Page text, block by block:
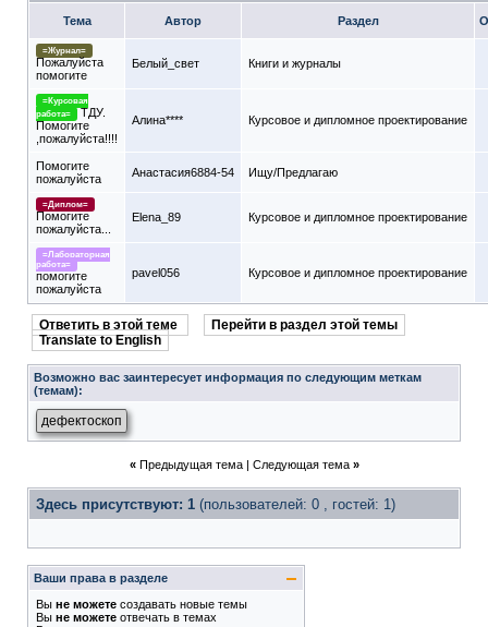
Тема Автор Раздел
=Журнал=
Пожалуйста
помогите
Белый_свет Книги и журналы
=Курсовая
работа=
ТДУ.
Помогите
,пожалуйста!!!!
Алина**** Курсовое и дипломное проектирование
Помогите
пожалуйста
Анастасия6884-54 Ищу/Предлагаю
=Диплом=
Помогите
пожалуйста...
Elena_89 Курсовое и дипломное проектирование
=Лабораторная
работа=
помогите
пожалуйста
pavel056 Курсовое и дипломное проектирование
Ответить в этой теме
Перейти в раздел этой темы
Translate to English
Возможно вас заинтересует информация по следующим меткам
(темам):
дефектоскоп
« Предыдущая тема| Следующая тема »
Здесь присутствуют: 1 (пользователей: 0 , гостей: 1)
Ваши права в разделе
Вы не можете создавать новые темы
Вы не можете отвечать в темах